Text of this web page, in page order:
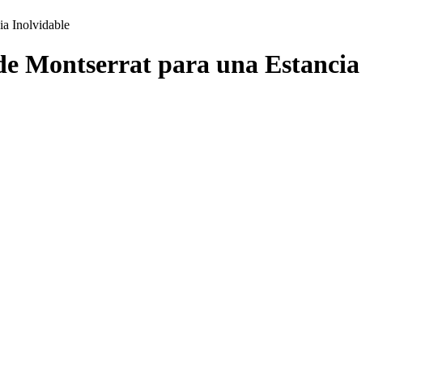
Inolvidable
Montserrat para una Estancia